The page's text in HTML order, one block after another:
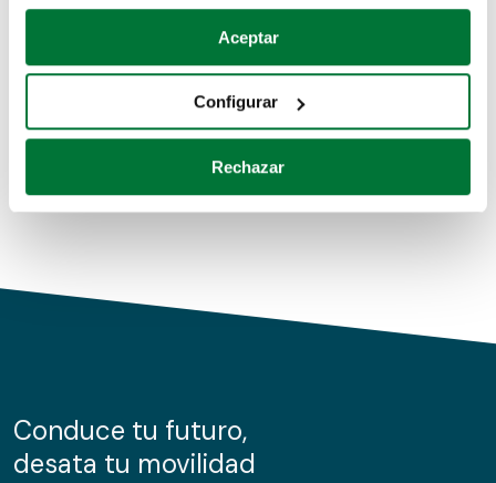
Si lo permite, también quisiéramos:
Recopilar información sobre su ubicación geográfica
Identificar su dispositivo analizándolo activamente
para buscar características específicas (huellas
Obtenga más información sobre cómo se procesan sus
de cookies.
información sobre el uso que haga del sitio web con
nuestros partners de redes sociales, publicidad y análisis
Aceptar
Configurar
Rechazar
Coches de segunda mano
Coches de km0
Conduce tu futuro,
desata tu movilidad